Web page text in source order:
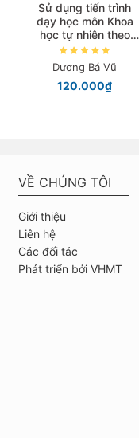
Sử dụng tiến trình
dạy học môn Khoa
học tự nhiên theo
hình thức dạy học B-
Learning
Dương Bá Vũ
120.000₫
VỀ CHÚNG TÔI
Giới thiệu
Liên hệ
Các đối tác
Phát triển bởi VHMT